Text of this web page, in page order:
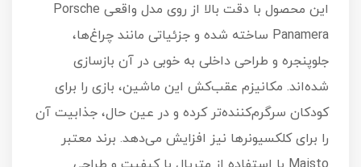
این محصول با دقت بالا از روی مدل واقعی Porsche
Panamera ساخته شده و جزئیاتی مانند چراغ‌ها،
جلوپنجره و طراحی داخلی به خوبی در آن بازسازی
شده‌اند. مکانیزم عقب‌کش این ماشین، بازی را برای
کودکان سرگرم‌کننده‌تر کرده و در عین حال، جذابیت آن
را برای کلکسیونرها نیز افزایش می‌دهد. برند معتبر